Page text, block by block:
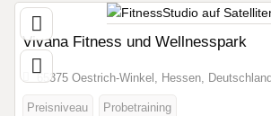
Vivana Fitness und Wellnesspark
65375 Oestrich-Winkel, Hessen, Deutschland
Preisniveau Probetraining